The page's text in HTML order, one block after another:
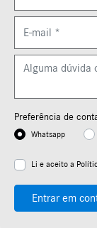
Preferência de
Whatsapp
Li e aceito a
Entrar em